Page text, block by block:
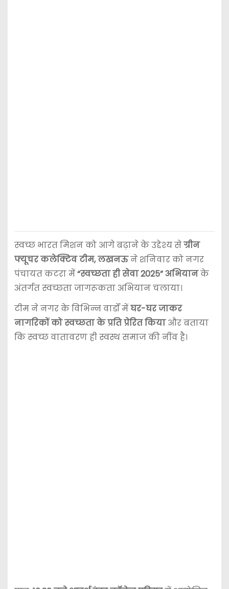
स्वच्छ भारत मिशन को आगे बढ़ाने के उद्देश्य सेग्रीन
फ्यूचर कलेक्टिव टीम, लखनऊने शनिवार को नगर
पंचायत कटरा में“स्वच्छता ही सेवा 2025” अभियानके
अंतर्गत स्वच्छता जागरूकता अभियान चलाया।
टीम ने नगर के विभिन्न वार्डों मेंघर-घर जाकर
नागरिकों को स्वच्छता के प्रति प्रेरित कियाऔर बताया
कि स्वच्छ वातावरण ही स्वस्थ समाज की नींव है।